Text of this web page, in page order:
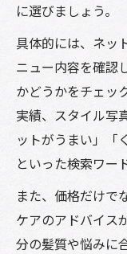
に選びましょう。
具体的には、ネッ
ニュー内容を確認
かどうかをチェッ
実績、スタイル写
ットがうまい」「
といった検索ワー
また、価格だけで
ケアのアドバイス
分の髪質や悩みに